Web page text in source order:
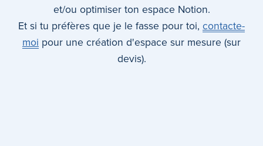
et/ou optimiser ton espace Notion.
Et si tu préfères que je le fasse pour toi, contacte-
moi pour une création d'espace sur mesure (sur
devis).